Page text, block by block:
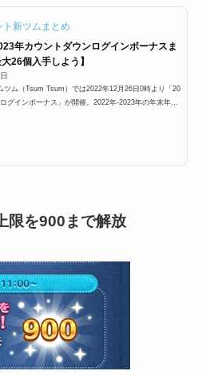
新ツムまとめ
年カウントダウンログインボーナスま
26個入手しよう】
ツム（Tsum Tsum）では2022年12月26日0時より「20
グインボーナス」が開催。2022年-2023年の年末年始
限を900まで解放